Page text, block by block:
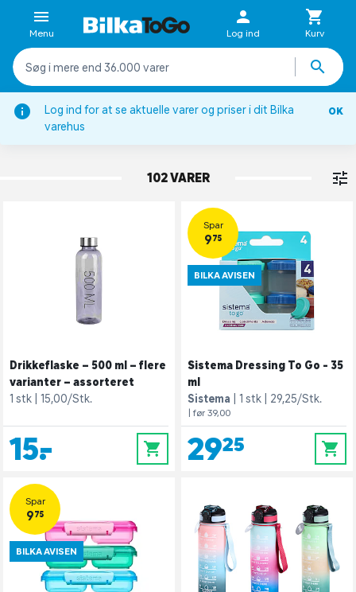
Log ind for at se aktuelle varer og priser i dit Bilka
varehus
OK
Menu Log ind Kurv
Køkkenbeholdere
MADKASSER & DRIKKEDUNKE
102 VARER
Drikkeflaske – 500 ml – flere
varianter – assorteret
1 stk
15,00/Stk.
15,- 0
Spar
9,75
BILKA AVISEN
Sistema Dressing To Go - 35
ml
Sistema
1 stk 29,25/Stk.
| før 39,00
29,25 0
Spar
9,75
BILKA AVISEN